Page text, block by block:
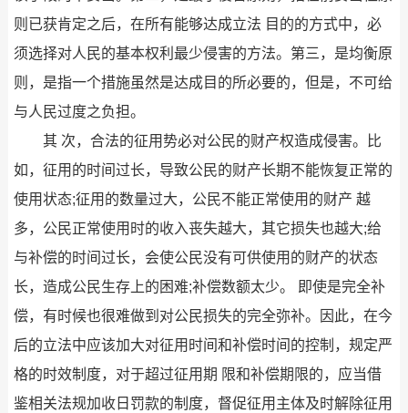
则已获肯定之后，在所有能够达成立法 目的的方式中，必
须选择对人民的基本权利最少侵害的方法。第三，是均衡原
则，是指一个措施虽然是达成目的所必要的，但是，不可给
与人民过度之负担。
其 次，合法的征用势必对公民的财产权造成侵害。比
如，征用的时间过长，导致公民的财产长期不能恢复正常的
使用状态;征用的数量过大，公民不能正常使用的财产 越
多，公民正常使用时的收入丧失越大，其它损失也越大;给
与补偿的时间过长，会使公民没有可供使用的财产的状态
长，造成公民生存上的困难;补偿数额太少。 即使是完全补
偿，有时候也很难做到对公民损失的完全弥补。因此，在今
后的立法中应该加大对征用时间和补偿时间的控制，规定严
格的时效制度，对于超过征用期 限和补偿期限的，应当借
鉴相关法规加收日罚款的制度，督促征用主体及时解除征用